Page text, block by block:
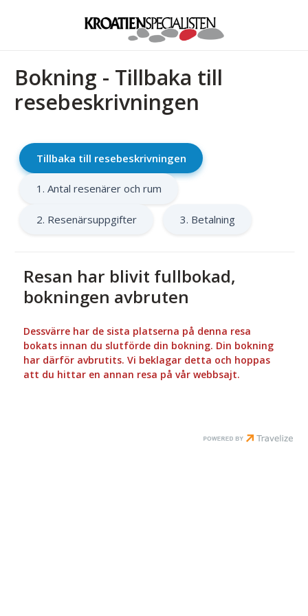
Bokning - Tillbaka till
resebeskrivningen
Tillbaka till resebeskrivningen
1. Antal resenärer och rum
2. Resenärsuppgifter 3. Betalning
Resan har blivit fullbokad,
bokningen avbruten
Dessvärre har de sista platserna på denna resa
bokats innan du slutförde din bokning. Din bokning
har därför avbrutits. Vi beklagar detta och hoppas
att du hittar en annan resa på vår webbsajt.